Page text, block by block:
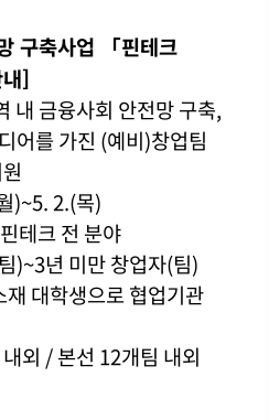
구축사업 「핀테크
]
내 금융사회 안전망 구축,
어를 가진 (예비)창업팀
)~5. 2.(목)
테크 전 분야
)~3년 미만 창업자(팀)
대학생으로 협업기관
외 / 본선 12개팀 내외